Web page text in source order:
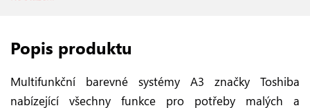
Popis produktu
Multifunkční barevné systémy A3 značky Toshiba
nabízející všechny funkce pro potřeby malých a